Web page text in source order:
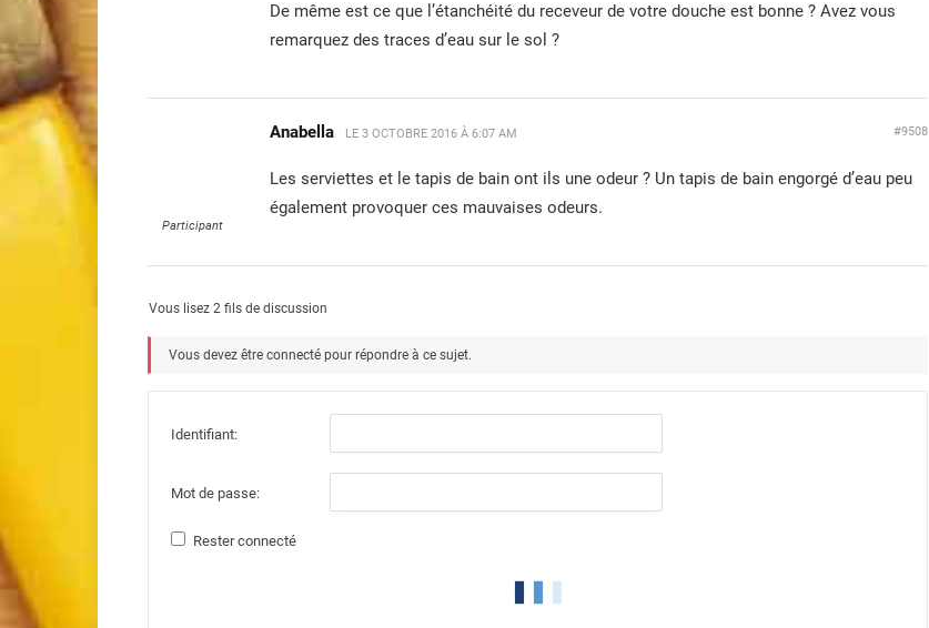
De même est ce que l’étanchéité du receveur de votre douche est bonne ? Avez vous
remarquez des traces d’eau sur le sol ?
Participant
Anabella LE 3 OCTOBRE 2016 À 6:07 AM #9508
Les serviettes et le tapis de bain ont ils une odeur ? Un tapis de bain engorgé d’eau peu
également provoquer ces mauvaises odeurs.
Vous lisez 2 fils de discussion
Vous devez être connecté pour répondre à ce sujet.
Identifiant:
Mot de passe:
Rester connecté